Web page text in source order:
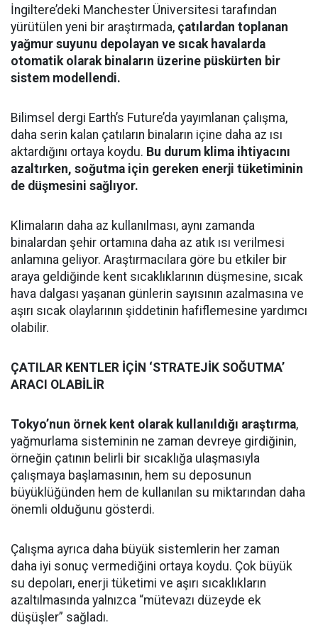
İngiltere’deki Manchester Üniversitesi tarafından
yürütülen yeni bir araştırmada, çatılardan toplanan
yağmur suyunu depolayan ve sıcak havalarda
otomatik olarak binaların üzerine püskürten bir
sistem modellendi.
Bilimsel dergi Earth’s Future’da yayımlanan çalışma,
daha serin kalan çatıların binaların içine daha az ısı
aktardığını ortaya koydu. Bu durum klima ihtiyacını
azaltırken, soğutma için gereken enerji tüketiminin
de düşmesini sağlıyor.
Klimaların daha az kullanılması, aynı zamanda
binalardan şehir ortamına daha az atık ısı verilmesi
anlamına geliyor. Araştırmacılara göre bu etkiler bir
araya geldiğinde kent sıcaklıklarının düşmesine, sıcak
hava dalgası yaşanan günlerin sayısının azalmasına ve
aşırı sıcak olaylarının şiddetinin hafiflemesine yardımcı
olabilir.
ÇATILAR KENTLER İÇİN ‘STRATEJİK SOĞUTMA’
ARACI OLABİLİR
Tokyo’nun örnek kent olarak kullanıldığı araştırma,
yağmurlama sisteminin ne zaman devreye girdiğinin,
örneğin çatının belirli bir sıcaklığa ulaşmasıyla
çalışmaya başlamasının, hem su deposunun
büyüklüğünden hem de kullanılan su miktarından daha
önemli olduğunu gösterdi.
Çalışma ayrıca daha büyük sistemlerin her zaman
daha iyi sonuç vermediğini ortaya koydu. Çok büyük
su depoları, enerji tüketimi ve aşırı sıcaklıkların
azaltılmasında yalnızca “mütevazı düzeyde ek
düşüşler” sağladı.